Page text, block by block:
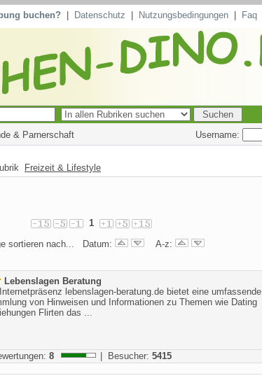
buchen? Datenschutz Nutzungsbedingungen Faq
& Parnerschaft
Username:
Freizeit & Lifestyle
1
sortieren nach... Datum:
A-z:
Lebenslagen Beratung
lebenslagen-beratung.de bietet eine umfassende
von Hinweisen und Informationen zu Themen wie Dating
Flirten das ...
8 | Besucher: 5415